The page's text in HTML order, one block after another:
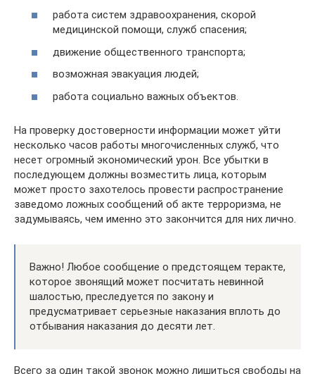
работа систем здравоохранения, скорой
медицинской помощи, служб спасения;
движение общественного транспорта;
возможная эвакуация людей;
работа социально важных объектов.
На проверку достоверности информации может уйти
несколько часов работы многочисленных служб, что
несет огромный экономический урон. Все убытки в
последующем должны возместить лица, которым
может просто захотелось провести распространение
заведомо ложных сообщений об акте терроризма, не
задумываясь, чем именно это закончится для них лично.
Важно! Любое сообщение о предстоящем теракте,
которое звонящий может посчитать невинной
шалостью, преследуется по закону и
предусматривает серьезные наказания вплоть до
отбывания наказания до десяти лет.
Всего за один такой звонок можно лишиться свободы на